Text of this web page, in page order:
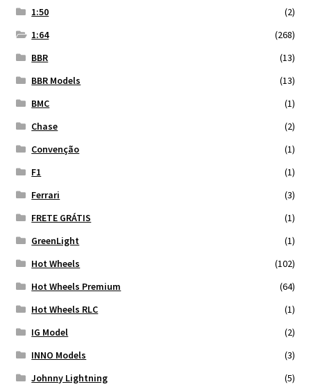
1:50
(2)
1:64
(268)
BBR
(13)
BBR Models
(13)
BMC
(1)
Chase
(2)
Convenção
(1)
F1
(1)
Ferrari
(3)
FRETE GRÁTIS
(1)
GreenLight
(1)
Hot Wheels
(102)
Hot Wheels Premium
(64)
Hot Wheels RLC
(1)
IG Model
(2)
INNO Models
(3)
Johnny Lightning
(5)